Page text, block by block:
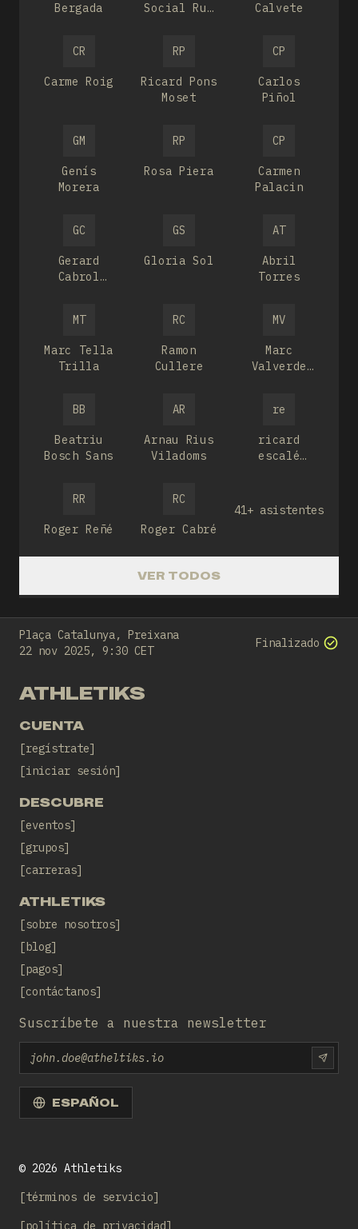
Bergada
Social Run
Calvete
CR
Carme Roig
RP
Ricard Pons
Moset
CP
Carlos
Piñol
GM
Genís
Morera
RP
Rosa Piera
CP
Carmen
Palacin
GC
Gerard
Cabrol
GS
Gloria Sol
AT
Abril
Torres
MT
Marc Tella
Trilla
RC
Ramon
Cullere
MV
Marc
Valverde
BB
Beatriu
Bosch Sans
AR
Arnau Rius
Viladoms
re
ricard
escalé
RR
Roger Reñé
RC
Roger Cabré
41+ asistentes
VER TODOS
Plaça Catalunya, Preixana
22 nov 2025, 9:30 CET
Finalizado
ATHLETIKS
CUENTA
regístrate
iniciar sesión
DESCUBRE
eventos
grupos
carreras
ATHLETIKS
sobre nosotros
blog
pagos
contáctanos
Suscríbete a nuestra newsletter
Email
ESPAÑOL
© 2026 Athletiks
términos de servicio
política de privacidad